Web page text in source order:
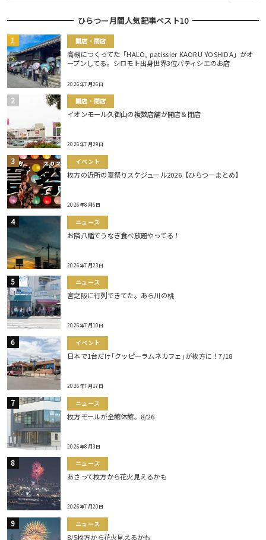
ひらつー月間人気記事ベスト10
開店・閉店
高槻につくってた「HALO, patissier KAORU YOSHIDA」がオ
ープンしてる。シロモト出身世界3位パティシエのお店
2026年7月26日
開店・閉店
イオンモール久御山の複数店舗が開店＆閉店
2026年7月29日
イベント
枚方の近所の夏祭りスケジュール2026【ひらつーまとめ】
2026年8月6日
ニュース
お隣八幡でうなぎ食べ放題やってる！
2026年7月23日
ニュース
宮之阪に行列できてた。あら川の桃
2026年7月10日
イベント
日本で1台だけ｢クッピーラムネカフェ｣が枚方に！7/18
2026年7月17日
ニュース
枚方モールが全館休館。8/26
2026年8月3日
ニュース
あさって枚方から花火見えるかも
2026年7月20日
ニュース
8/5枚方から花火見えるかも